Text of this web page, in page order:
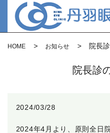
HOME お知らせ 院長
院長診
2024/03/28
2024年4月より、原則全日